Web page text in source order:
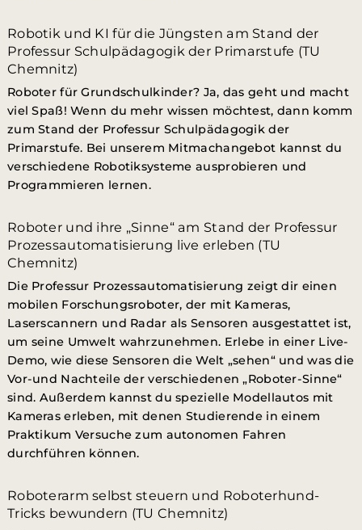
Robotik und KI für die Jüngsten am Stand der
Professur Schulpädagogik der Primarstufe (TU
Chemnitz)
Roboter für Grundschulkinder? Ja, das geht und macht
viel Spaß! Wenn du mehr wissen möchtest, dann komm
zum Stand der Professur Schulpädagogik der
Primarstufe. Bei unserem Mitmachangebot kannst du
verschiedene Robotiksysteme ausprobieren und
Programmieren lernen.
Roboter und ihre „Sinne“ am Stand der Professur
Prozessautomatisierung live erleben (TU
Chemnitz)
Die Professur Prozessautomatisierung zeigt dir einen
mobilen Forschungsroboter, der mit Kameras,
Laserscannern und Radar als Sensoren ausgestattet ist,
um seine Umwelt wahrzunehmen. Erlebe in einer Live-
Demo, wie diese Sensoren die Welt „sehen“ und was die
Vor-und Nachteile der verschiedenen „Roboter-Sinne“
sind. Außerdem kannst du spezielle Modellautos mit
Kameras erleben, mit denen Studierende in einem
Praktikum Versuche zum autonomen Fahren
durchführen können.
Roboterarm selbst steuern und Roboterhund-
Tricks bewundern (TU Chemnitz)